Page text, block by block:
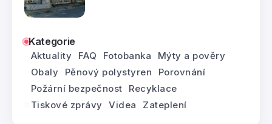
Kategorie
Aktuality FAQ Fotobanka
Mýty a pověry
Obaly
Pěnový polystyren
Porovnání
Požární bezpečnost
Recyklace
Tiskové zprávy
Videa Zateplení